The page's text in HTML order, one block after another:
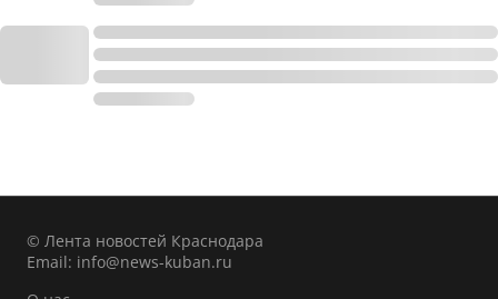
© Лента новостей Краснодара
Email: info@news-kuban.ru